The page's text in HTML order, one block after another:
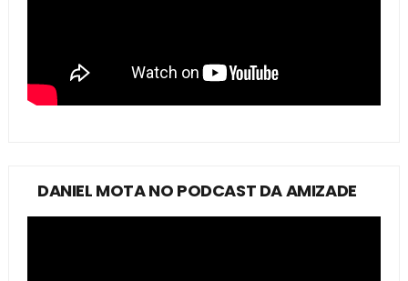
DANIEL MOTA NO PODCAST DA AMIZADE